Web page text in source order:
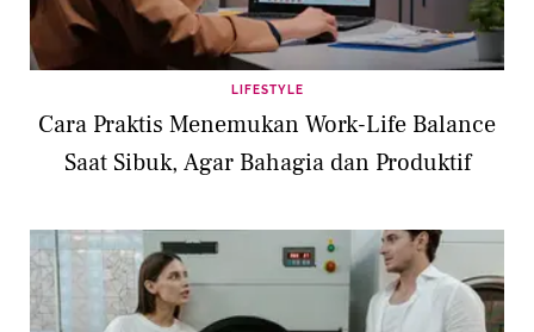
LIFESTYLE
Cara Praktis Menemukan Work-Life Balance
Saat Sibuk, Agar Bahagia dan Produktif